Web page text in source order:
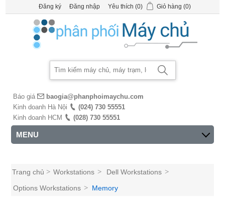
Đăng ký Đăng nhập Yêu thích (0) Giỏ hàng (0)
Báo giá
baogia@phanphoimaychu.com
Kinh doanh Hà Nội
(024) 730 55551
Kinh doanh HCM
(028) 730 55551
MENU
Trang chủ > Workstations > Dell Workstations >
Options Workstations > Memory